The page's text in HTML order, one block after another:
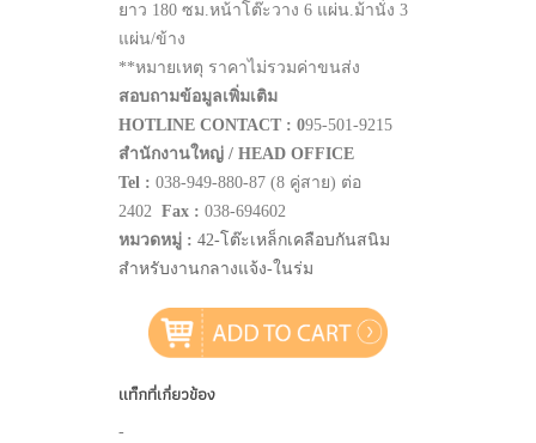
ยาว 180 ซม.หน้าโต๊ะวาง 6 แผ่น.ม้านั่ง 3
แผ่น/ข้าง
**หมายเหตุ ราคาไม่รวมค่าขนส่ง
สอบถามข้อมูลเพิ่มเติม
HOTLINE CONTACT : 095-501-9215
สำนักงานใหญ่ / HEAD OFFICE
Tel : 038-949-880-87 (8 คู่สาย) ต่อ
2402 Fax : 038-694602
หมวดหมู่ : 42-โต๊ะเหล็กเคลือบกันสนิม
สำหรับงานกลางแจ้ง-ในร่ม
แท็กที่เกี่ยวข้อง
-